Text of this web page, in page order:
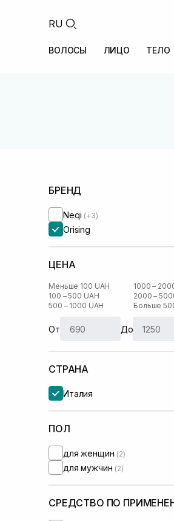
RU
ВОЛОСЫ ЛИЦО ТЕЛО
БРЕНД
Neqi (+3)
Orising
ЦЕНА
Меньше 100 UAH
100 – 500 UAH
500 – 1000 UAH
1000 –
2000 –
Больше
От До
СТРАНА
Италия
ПОЛ
для женщин (2)
для мужчин (2)
СРЕДСТВО ПО